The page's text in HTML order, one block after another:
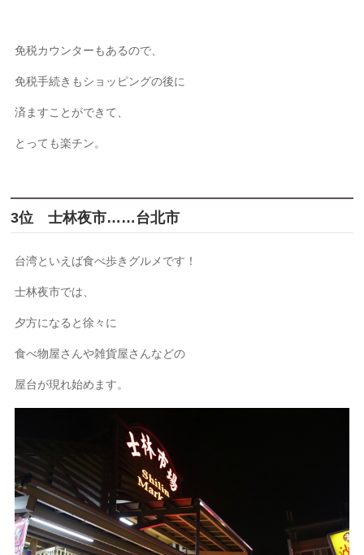
免税カウンターもあるので、
免税手続きもショッピングの後に
済ますことができて、
とっても楽チン。
3位 士林夜市……台北市
台湾といえば食べ歩きグルメです！
士林夜市では、
夕方になると徐々に
食べ物屋さんや雑貨屋さんなどの
屋台が現れ始めます。